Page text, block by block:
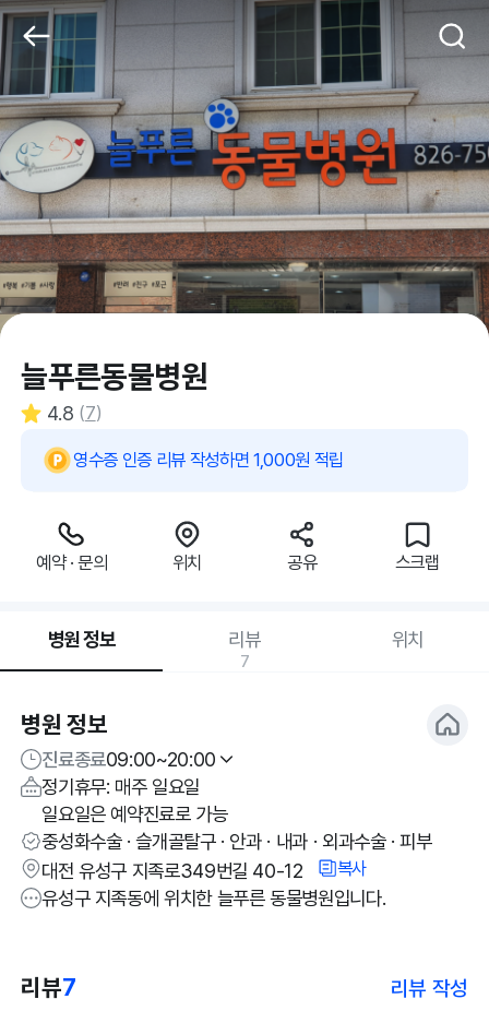
늘푸른동물병원
4.8 (7)
영수증 인증 리뷰 작성하면 1,000원 적립
예약 · 문의 위치 공유 스크랩
병원 정보 리뷰
7
위치
병원 정보
진료종료09:00~20:00
정기휴무: 매주 일요일
일요일은 예약진료로 가능
중성화수술 · 슬개골탈구 · 안과 · 내과 · 외과수술 · 피부
대전 유성구 지족로349번길 40-12
복사
유성구 지족동에 위치한 늘푸른 동물병원입니다.
리뷰7 리뷰 작성